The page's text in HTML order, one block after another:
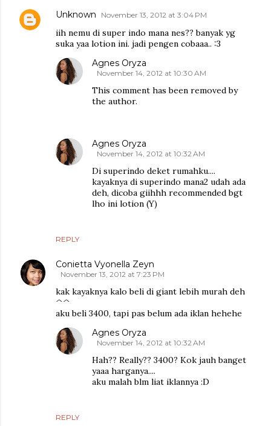
Unknown November 13, 2012 at 3:04 PM
iih nemu di super indo mana nes?? banyak yg
suka yaa lotion ini. jadi pengen cobaaa.. :3
REPLY
Agnes Oryza
November 14, 2012 at 10:30 AM
This comment has been removed by
the author.
Agnes Oryza
November 14, 2012 at 10:32 AM
Di superindo deket rumahku....
kayaknya di superindo mana2 udah ada
deh, dicoba giihhh recommended bgt
lho ini lotion (Y)
Conietta Vyonella Zeyn
November 13, 2012 at 7:23 PM
kak kayaknya kalo beli di giant lebih murah deh
^^
aku beli 3400, tapi pas belum ada iklan hehehe
REPLY
Agnes Oryza
November 14, 2012 at 10:32 AM
Hah?? Really?? 3400? Kok jauh banget
yaaa harganya....
aku malah blm liat iklannya :D